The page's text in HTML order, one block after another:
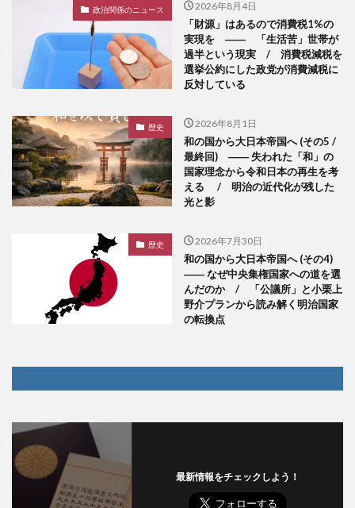
政治関係のニュース 2026年8月4日
「財源」はあるので消費税1%の
実現を ―― 「生活苦」世帯が
過半という現実 / 消費税減税を
選挙公約にした政党が消費減税に
反対している
歴史 2026年8月1日
和の国から大日本帝国へ (その5 /
最終回) ―― 失われた「和」の
国家理念から令和日本の再生を考
える / 明治の近代化が残した
光と影
歴史 2026年7月30日
和の国から大日本帝国へ (その4)
―― なぜ中央集権国家への道を選
んだのか / 「公議所」と小栗上
野介プランから読み解く明治国家
の転換点
最新情報をチェックしよう！